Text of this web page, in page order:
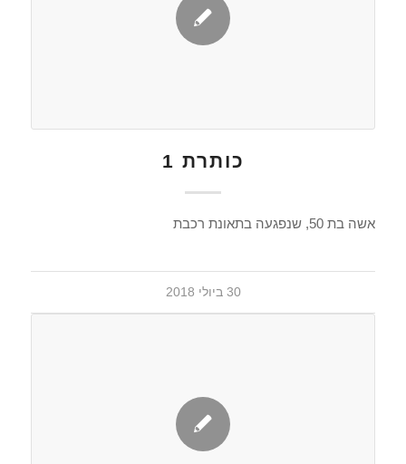
כותרת 1
אשה בת 50, שנפגעה בתאונת רכבת
30 ביולי 2018